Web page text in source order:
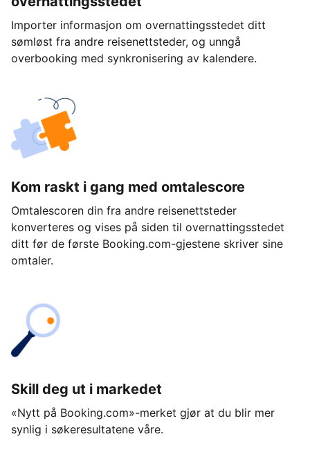
Importer informasjon om overnattingsstedet ditt
sømløst fra andre reisenettsteder, og unngå
overbooking med synkronisering av kalendere.
Kom raskt i gang med omtalescore
Omtalescoren din fra andre reisenettsteder
konverteres og vises på siden til overnattingsstedet
ditt før de første Booking.com-gjestene skriver sine
omtaler.
Skill deg ut i markedet
«Nytt på Booking.com»-merket gjør at du blir mer
synlig i søkeresultatene våre.